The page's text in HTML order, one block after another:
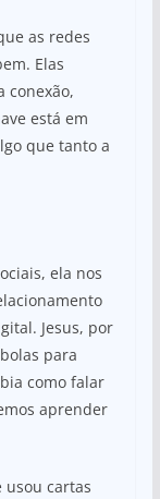
as redes
Elas
conexão,
está em
que tanto a
ela nos
Jesus, por
para
como falar
aprender
usou cartas